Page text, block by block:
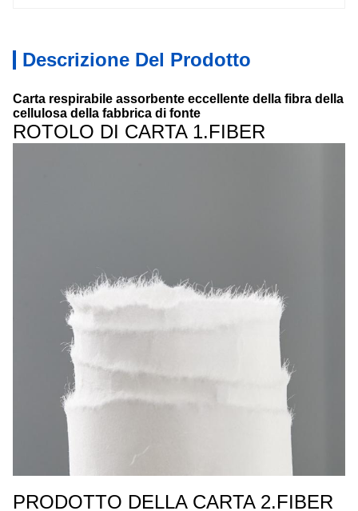
Descrizione Del Prodotto
Carta respirabile assorbente eccellente della fibra della
cellulosa della fabbrica di fonte
ROTOLO DI CARTA 1.FIBER
PRODOTTO DELLA CARTA 2.FIBER